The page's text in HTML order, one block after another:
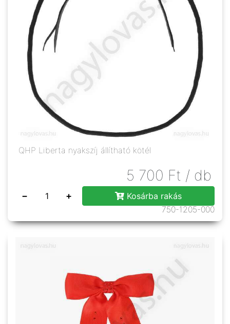
QHP Liberta nyakszíj állítható kötél
5 700 Ft / db
− +
Kosárba rakás
750-1205-000